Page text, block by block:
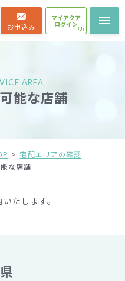
お申込み
マイアクア
ログイン
AREA
能な店舗
宅配エリアの確認
な店舗
たします。